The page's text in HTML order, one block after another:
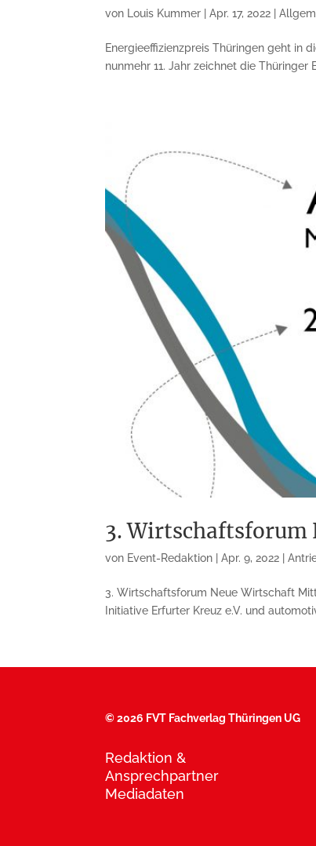
von Louis Kummer |Apr. 17, 2022 |
Energieeffizienzpreis Thüringen geht in
nunmehr 11. Jahr zeichnet die
3.
von Event-Redaktion |Apr. 9, 2022 |
3. Wirtschaftsforum Neue Wirtschaft
Initiative Erfurter Kreuz e.V. und
©2026 FVT Fachverlag Thüringen UG
Redaktion &
Ansprechpartner
Mediadaten